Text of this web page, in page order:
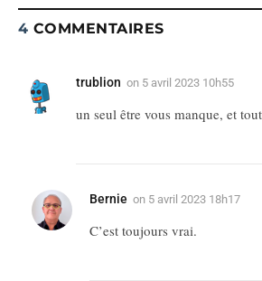
4 COMMENTAIRES
trublion on 5 avril 2023 10h55
un seul être vous manque, et
Bernie on 5 avril 2023 18h17
C’est toujours vrai.